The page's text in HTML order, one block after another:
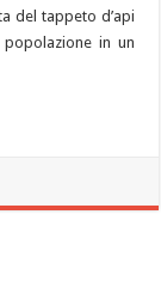
del tappeto d’api
in un